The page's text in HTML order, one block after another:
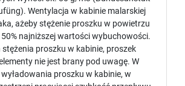
Wentylacja w kabinie malarskiej
ażeby stężenie proszku w powietrzu
50% najniższej wartości wybuchowości.
stężenia proszku w kabinie, proszek
nie jest brany pod uwagę. W
proszku w kabinie, w